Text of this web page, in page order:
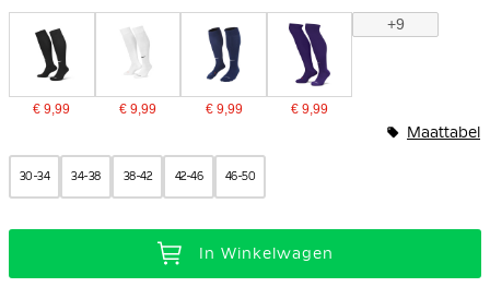
€ 9,99 € 9,99 € 9,99 € 9,99
+9
30-34 34-38 38-42 42-46 46-50
Maattabel
In Winkelwagen